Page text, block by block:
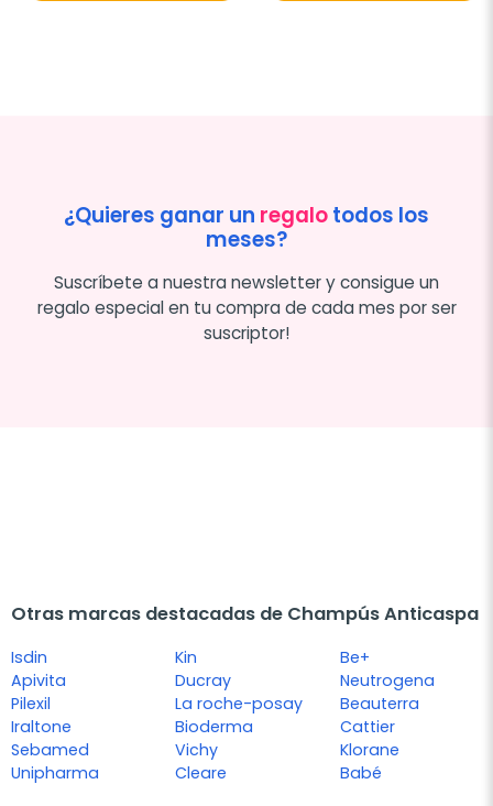
¿Quieres ganar un regalotodos los
meses?
Suscríbete a nuestra newsletter y consigue un
regalo especial en tu compra de cada mes por ser
suscriptor!
Otras marcas destacadas de Champús Anticaspa
Isdin
Apivita
Pilexil
Iraltone
Sebamed
Unipharma
Kin
Ducray
La roche-posay
Bioderma
Vichy
Cleare
Be+
Neutrogena
Beauterra
Cattier
Klorane
Babé